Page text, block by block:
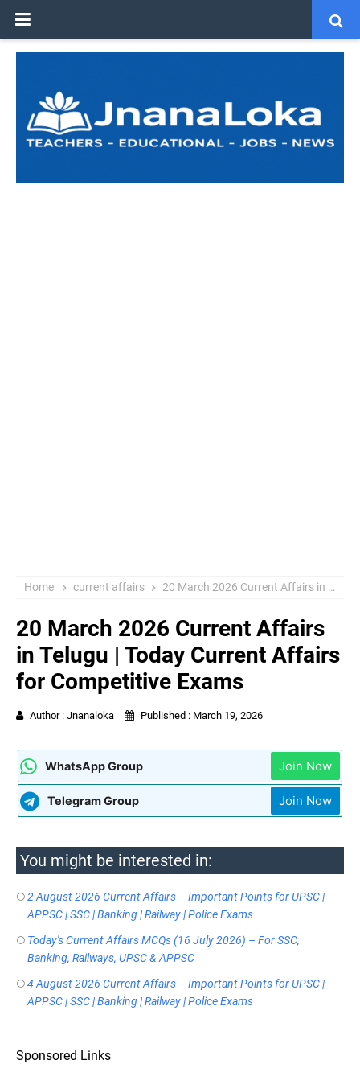
Home current affairs 20 March 2026 Current Affairs in Telugu | Today Current Affairs for Competitive Exams
20 March 2026 Current Affairs
in Telugu | Today Current Affairs
for Competitive Exams
Author : Jnanaloka Published : March 19, 2026
WhatsApp Group Join Now
Telegram Group Join Now
You might be interested in:
2 August 2026 Current Affairs – Important Points for UPSC |
APPSC | SSC | Banking | Railway | Police Exams
Today's Current Affairs MCQs (16 July 2026) – For SSC,
Banking, Railways, UPSC & APPSC
4 August 2026 Current Affairs – Important Points for UPSC |
APPSC | SSC | Banking | Railway | Police Exams
Sponsored Links